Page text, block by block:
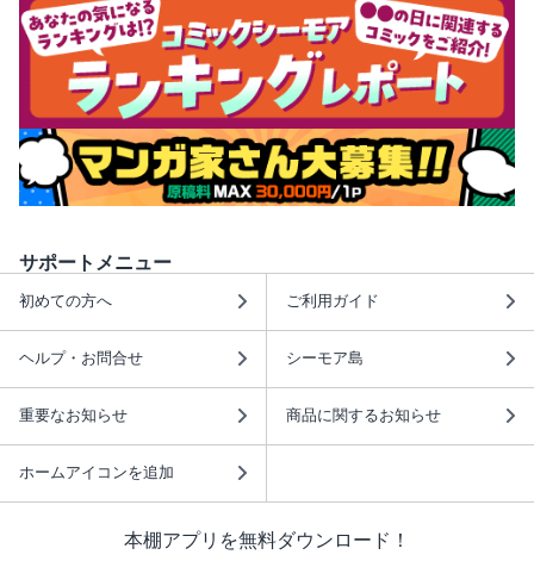
サポートメニュー
初めての方へ ご利用ガイド
ヘルプ・お問合せ シーモア島
重要なお知らせ 商品に関するお知らせ
ホームアイコンを追加
本棚アプリを無料ダウンロード！